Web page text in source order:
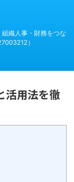
織人事・財務をつな
）
活用法を徹